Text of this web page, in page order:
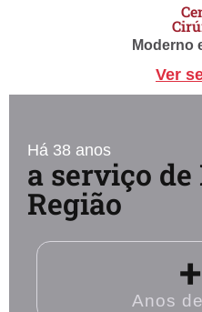
Moderno
Ver
Há 38 anos
a serviço de
Região
Anos
+